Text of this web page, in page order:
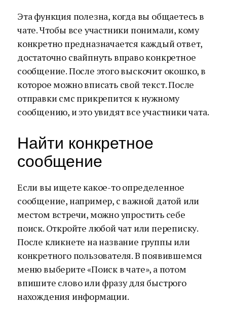
Эта функция полезна, когда вы общаетесь в
чате. Чтобы все участники понимали, кому
конкретно предназначается каждый ответ,
достаточно свайпнуть вправо конкретное
сообщение. После этого выскочит окошко, в
которое можно вписать свой текст. После
отправки смс прикрепится к нужному
сообщению, и это увидят все участники чата.
Найти конкретное
сообщение
Если вы ищете какое-то определенное
сообщение, например, с важной датой или
местом встречи, можно упростить себе
поиск. Откройте любой чат или переписку.
После кликнете на название группы или
конкретного пользователя. В появившемся
меню выберите «Поиск в чате», а потом
впишите слово или фразу для быстрого
нахождения информации.